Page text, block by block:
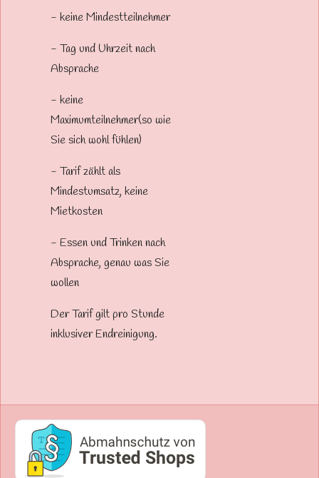
- keine Mindestteilnehmer
- Tag und Uhrzeit nach
Absprache
- keine
Maximumteilnehmer(so wie
Sie sich wohl fühlen)
- Tarif zählt als
Mindestumsatz, keine
Mietkosten
- Essen und Trinken nach
Absprache, genau was Sie
wollen
Der Tarif gilt pro Stunde
inklusiver Endreinigung.